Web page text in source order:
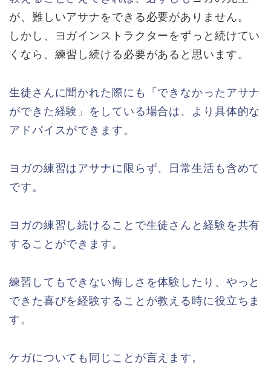
が、難しいアサナをできる必要がありません。
しかし、ヨガインストラクターをずっと続けてい
くなら、練習し続ける必要があると思います。
生徒さんに聞かれた際にも「できなかったアサナ
ができた経験」をしている場合は、より具体的な
アドバイスができます。
ヨガの練習はアサナに限らず、日常生活も含めて
です。
ヨガの練習し続けることで生徒さんと経験を共有
することができます。
練習してもできない悔しさを体験したり、やっと
できた喜びを経験することが教える時に役立ちま
す。
ケガについても同じことが言えます。